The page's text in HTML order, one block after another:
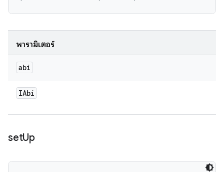
พารามิเตอร์
abi
IAbi
setUp